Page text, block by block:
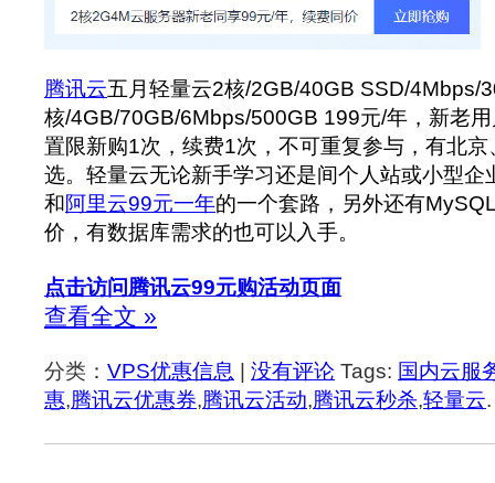
腾讯云五月轻量云2核/2GB/40GB SSD/4Mbps/
核/4GB/70GB/6Mbps/500GB 199元/年，新老
置限新购1次，续费1次，不可重复参与，有北
选。轻量云无论新手学习还是间个人站或小型企
和阿里云99元一年的一个套路，另外还有
价，有数据库需求的也可以入手。
点击访问腾讯云99元购活动页面
查看全文 »
分类： VPS优惠信息 | 没有评论 Tags: 国内云服
惠,腾讯云优惠券,腾讯云活动,腾讯云秒杀,轻量云.